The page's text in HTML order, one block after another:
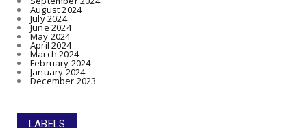
August 2024
July 2024
June 2024
May 2024
April 2024
March 2024
February 2024
January 2024
December 2023
LABELS